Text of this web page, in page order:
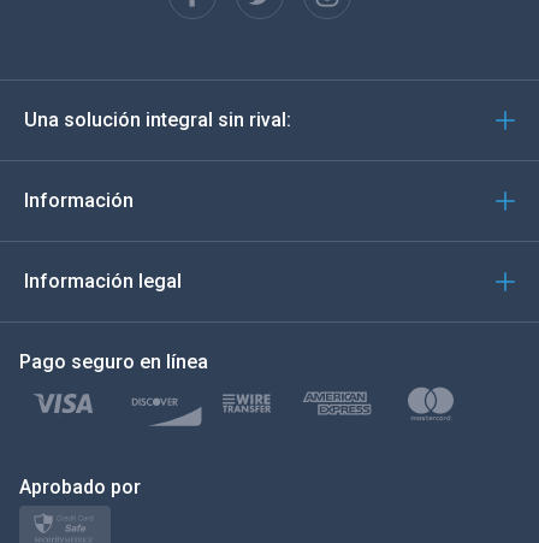
English
Deutsch
Italiano
Türkçe
Polski
日本
Una solución integral sin rival:
Información
Información legal
Pago seguro en línea
Aprobado por